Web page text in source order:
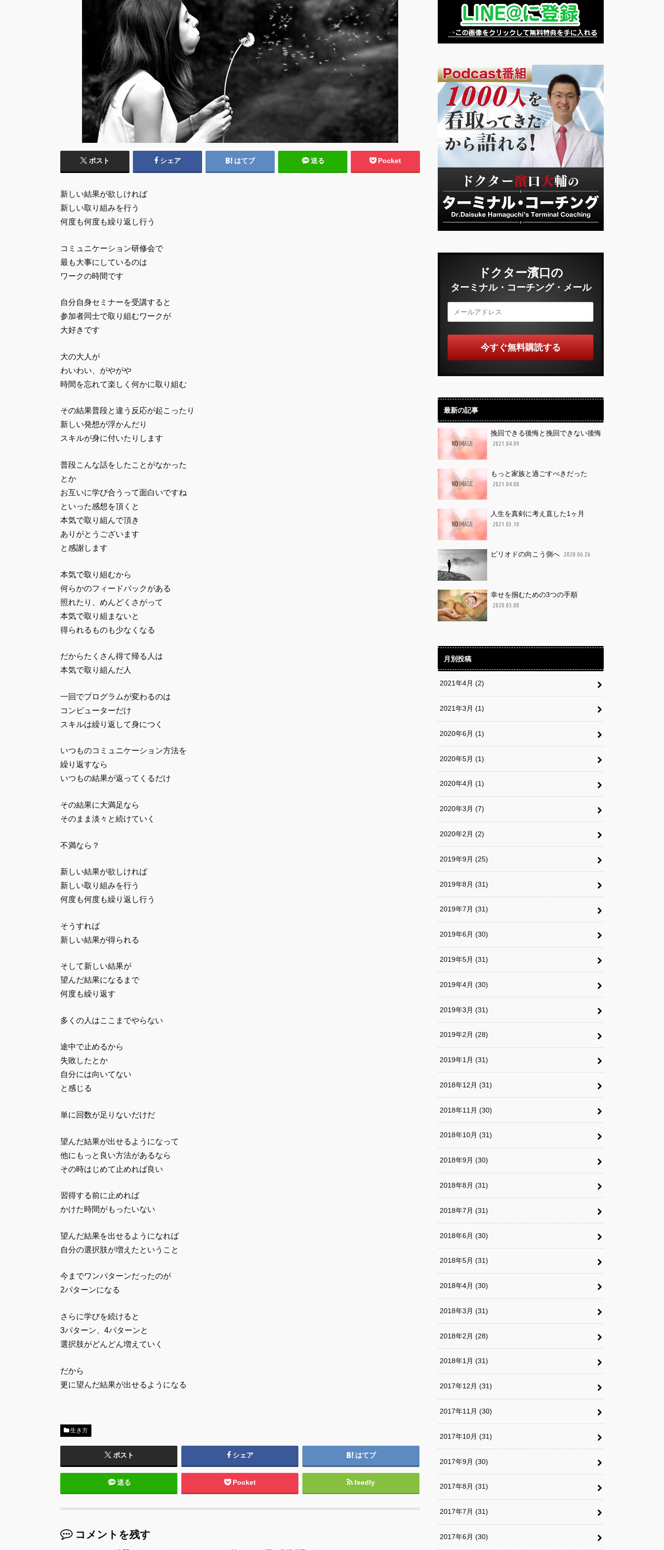
ポスト シェア はてブ 送る Pocket
新しい結果が欲しければ
新しい取り組みを行う
何度も何度も繰り返し行う
コミュニケーション研修会で
最も大事にしているのは
ワークの時間です
自分自身セミナーを受講すると
参加者同士で取り組むワークが
大好きです
大の大人が
わいわい、がやがや
時間を忘れて楽しく何かに取り組む
その結果普段と違う反応が起こったり
新しい発想が浮かんだり
スキルが身に付いたりします
普段こんな話をしたことがなかった
とか
お互いに学び合うって面白いですね
といった感想を頂くと
本気で取り組んで頂き
ありがとうございます
と感謝します
本気で取り組むから
何らかのフィードバックがある
照れたり、めんどくさがって
本気で取り組まないと
得られるものも少なくなる
だからたくさん得て帰る人は
本気で取り組んだ人
一回でプログラムが変わるのは
コンピューターだけ
スキルは繰り返して身につく
いつものコミュニケーション方法を
繰り返すなら
いつもの結果が返ってくるだけ
その結果に大満足なら
そのまま淡々と続けていく
不満なら？
新しい結果が欲しければ
新しい取り組みを行う
何度も何度も繰り返し行う
そうすれば
新しい結果が得られる
そして新しい結果が
望んだ結果になるまで
何度も繰り返す
多くの人はここまでやらない
途中で止めるから
失敗したとか
自分には向いてない
と感じる
単に回数が足りないだけだ
望んだ結果が出せるようになって
他にもっと良い方法があるなら
その時はじめて止めれば良い
習得する前に止めれば
かけた時間がもったいない
望んだ結果を出せるようになれば
自分の選択肢が増えたということ
今までワンパターンだったのが
2パターンになる
さらに学びを続けると
3パターン、4パターンと
選択肢がどんどん増えていく
だから
更に望んだ結果が出せるようになる
生き方
ポスト シェア はてブ
送る Pocket feedly
コメントを残す
ドクター濱口の
ターミナル・コーチング・メール
最新の記事
挽回できる後悔と挽回できない後悔
2021.04.09
もっと家族と過ごすべきだった
2021.04.08
人生を真剣に考え直した1ヶ月
2021.03.10
ピリオドの向こう側へ 2020.06.26
幸せを掴むための3つの手順
2020.05.08
月別投稿
2021年4月 (2)
2021年3月 (1)
2020年6月 (1)
2020年5月 (1)
2020年4月 (1)
2020年3月 (7)
2020年2月 (2)
2019年9月 (25)
2019年8月 (31)
2019年7月 (31)
2019年6月 (30)
2019年5月 (31)
2019年4月 (30)
2019年3月 (31)
2019年2月 (28)
2019年1月 (31)
2018年12月 (31)
2018年11月 (30)
2018年10月 (31)
2018年9月 (30)
2018年8月 (31)
2018年7月 (31)
2018年6月 (30)
2018年5月 (31)
2018年4月 (30)
2018年3月 (31)
2018年2月 (28)
2018年1月 (31)
2017年12月 (31)
2017年11月 (30)
2017年10月 (31)
2017年9月 (30)
2017年8月 (31)
2017年7月 (31)
2017年6月 (30)